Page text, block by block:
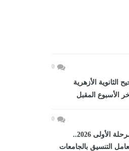
0
الثانوية الأزهرية
الأسبوع المقبل
0
تنسيق المرحلة الأولى 2026..
التنسيق بالجامعات